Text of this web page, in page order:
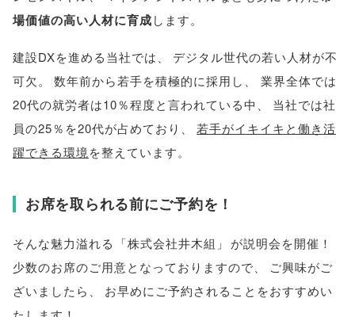
場価値の高い人材に育成します。
建設DXを進める当社では
デジタル世代の若い人材が不
可欠 。 数年前から若手を積極的に採用し
業界全体では
20代の就労者は10％程度と言われている中
当社では社
員の25％を20代が占めており
若手がイキイキと働き活
躍できる環境を整えています。
お席を取られる前にご予約を！
そんな魅力溢れる 「株式会社井木組 」
が説明会を開催！
少数のお席のご用意となっておりますので、
ご興味がご
ざいましたら 、
お早めにご予約されることをおすすめい